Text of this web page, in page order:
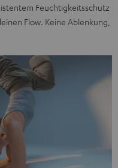
Feuchtigkeitsschutz
Flow. Keine Ablenkung,